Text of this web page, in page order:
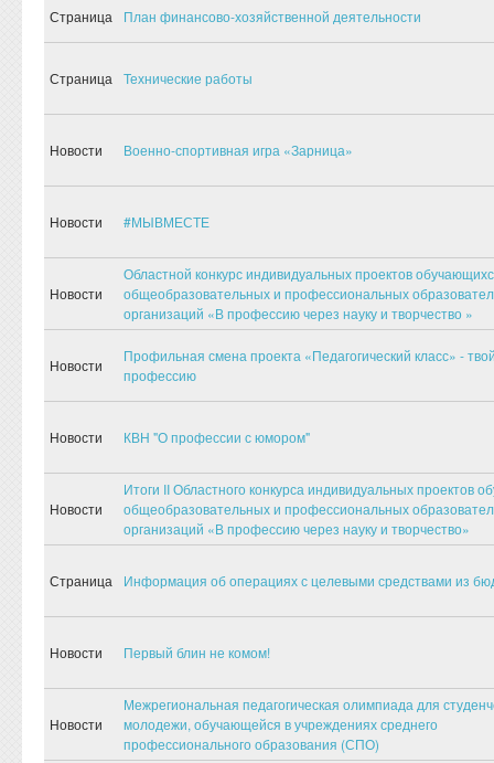
Страница План финансово-хозяйственной деятельности
Страница Технические работы
Новости Военно-спортивная игра «Зарница»
Новости #МЫВМЕСТЕ
Новости
Областной конкурс индивидуальных проектов
общеобразовательных и профессиональных
организаций «В профессию через науку и творчество »
Новости
Профильная смена проекта «Педагогический класс» -
профессию
Новости КВН "О профессии с юмором"
Новости
Итоги II Областного конкурса индивидуальных проектов
общеобразовательных и профессиональных
организаций «В профессию через науку и творчество»
Страница Информация об операциях с целевыми средствами из
Новости Первый блин не комом!
Новости
Межрегиональная педагогическая олимпиада для
молодежи, обучающейся в учреждениях среднего
профессионального образования (СПО)